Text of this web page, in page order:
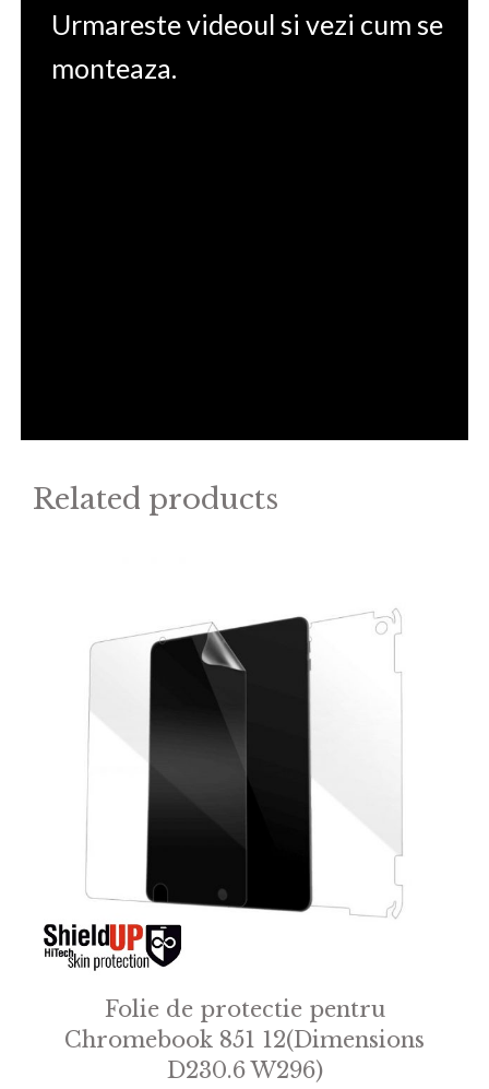
Urmareste videoul si vezi cum se
monteaza.
Related products
Folie de protectie pentru
Chromebook 851 12(Dimensions
D230.6 W296)